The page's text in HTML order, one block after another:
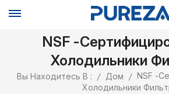
NSF -
Холодильники
Вы Находитесь В : / Дом / NSF -
Холодильники